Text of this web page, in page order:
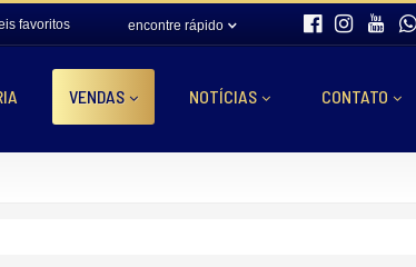
encontre rápido
favoritos
VENDAS NOTÍCIAS CONTATO